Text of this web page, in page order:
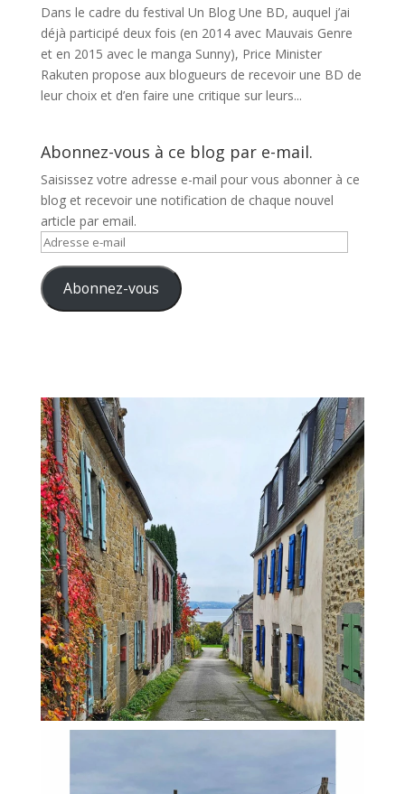
Dans le cadre du festival Un Blog Une BD, auquel j’ai
déjà participé deux fois (en 2014 avec Mauvais Genre
et en 2015 avec le manga Sunny), Price Minister
Rakuten propose aux blogueurs de recevoir une BD de
leur choix et d’en faire une critique sur leurs...
Abonnez-vous à ce blog par e-mail.
Saisissez votre adresse e-mail pour vous abonner à ce
blog et recevoir une notification de chaque nouvel
article par email.
Adresse
mail Abonnez-vous